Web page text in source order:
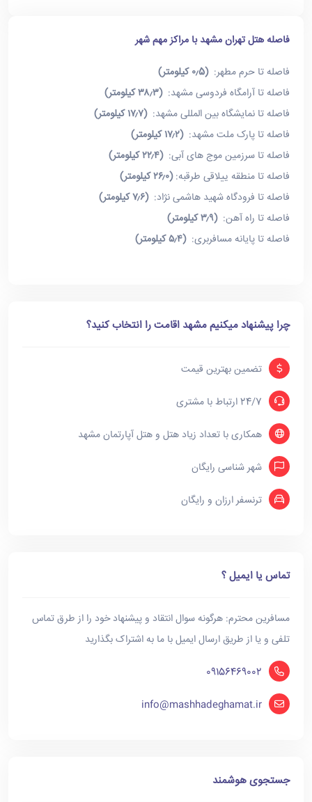
فاصله هتل تهران مشهد با مراکز مهم شهر
فاصله تا حرم مطهر:(۰٫5 کیلومتر)
فاصله تا آرامگاه فردوسی مشهد:(۳۸٫۳ کیلومتر)
فاصله تا نمایشگاه بین المللی مشهد:(۱۷٫۷ کیلومتر)
فاصله تا پارک ملت مشهد:(۱۷٫۲ کیلومتر)
فاصله تا سرزمین موج های آبی:(۲۲٫۴ کیلومتر)
فاصله تا منطقه ییلاقی طرقبه:(۲۶٫۰ کیلومتر)
فاصله تا فرودگاه شهید هاشمی نژاد:(۷٫۶ کیلومتر)
فاصله تا راه آهن:(۳٫۹ کیلومتر)
فاصله تا پایانه مسافربری:(۵٫۴ کیلومتر)
چرا پیشنهاد میکنیم مشهد اقامت را انتخاب کنید؟
تضمین بهترین قیمت
24/7 ارتباط با مشتری
همکاری با تعداد زیاد هتل و هتل آپارتمان مشهد
شهر شناسی رایگان
ترنسفر ارزان و رایگان
تماس یا ایمیل ؟
مسافرین محترم: هرگونه سوال انتقاد و پیشنهاد خود را از طرق تماس
تلفی و یا از طریق ارسال ایمیل با ما به اشتراک بگذارید
09156469002
info@mashhadeghamat.ir
جستجوی هوشمند